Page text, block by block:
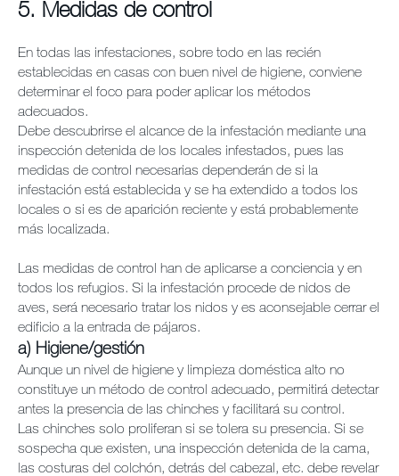
5. Medidas de control
En todas las infestaciones, sobre todo en las recién
establecidas en casas con buen nivel de higiene, conviene
determinar el foco para poder aplicar los métodos
adecuados.
Debe descubrirse el alcance de la infestación mediante una
inspección detenida de los locales infestados, pues las
medidas de control necesarias dependerán de si la
infestación está establecida y se ha extendido a todos los
locales o si es de aparición reciente y está probablemente
más localizada.
Las medidas de control han de aplicarse a conciencia y en
todos los refugios. Si la infestación procede de nidos de
aves, será necesario tratar los nidos y es aconsejable cerrar el
edificio a la entrada de pájaros.
a) Higiene/gestión
Aunque un nivel de higiene y limpieza doméstica alto no
constituye un método de control adecuado, permitirá detectar
antes la presencia de las chinches y facilitará su control.
Las chinches solo proliferan si se tolera su presencia. Si se
sospecha que existen, una inspección detenida de la cama,
las costuras del colchón, detrás del cabezal, etc. debe revelar